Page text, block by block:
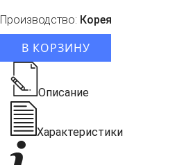
Производство: Корея
В КОРЗИНУ
Описание
Характеристики